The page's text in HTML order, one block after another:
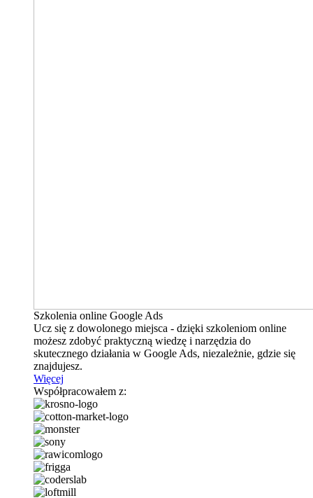
Szkolenia online Google Ads
Ucz się z dowolonego miejsca - dzięki szkoleniom online
możesz zdobyć praktyczną wiedzę i narzędzia do
skutecznego działania w Google Ads, niezależnie, gdzie się
znajdujesz.
Więcej
Współpracowałem z: